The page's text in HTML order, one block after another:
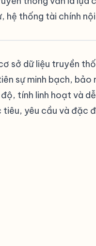
hệ thống tài chính
sở dữ liệu truyền
sự minh bạch,
tính linh hoạt và
yêu cầu và đặc